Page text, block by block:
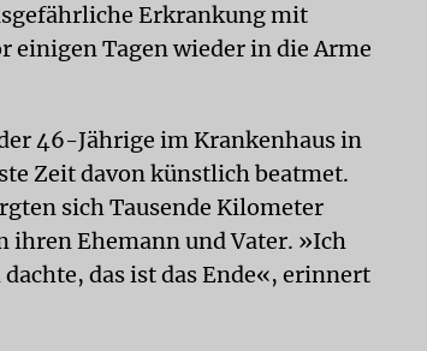
Erkrankung mit
einigen Tagen wieder in die Arme
46-Jährige im Krankenhaus in
Zeit davon künstlich beatmet.
sich Tausende Kilometer
ihren Ehemann und Vater. »Ich
das ist das Ende«, erinnert